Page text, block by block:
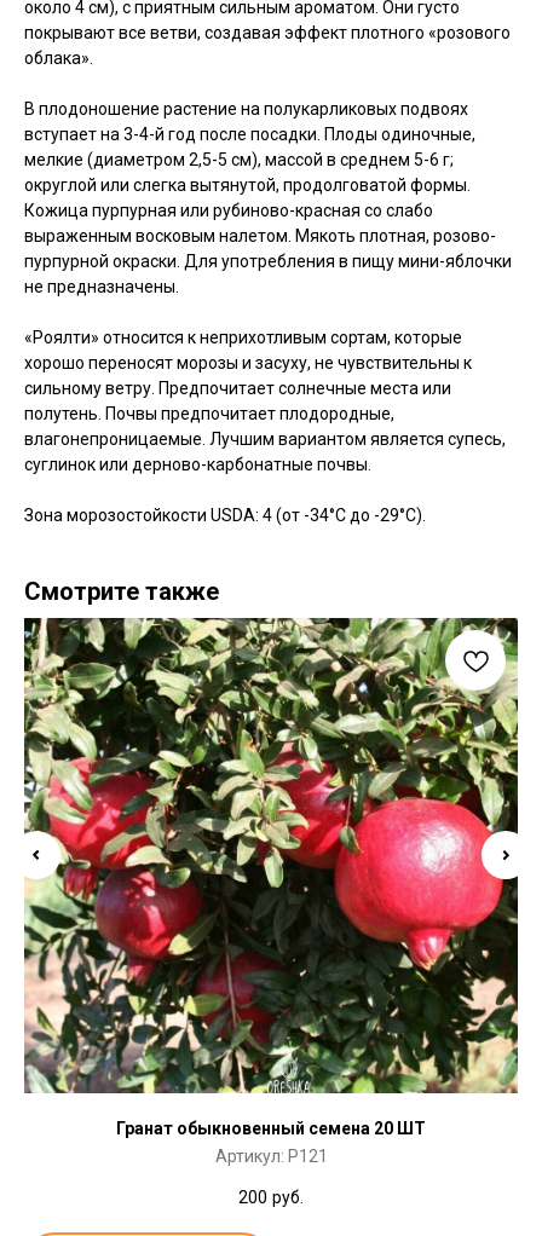
около 4 см), с приятным сильным ароматом. Они густо
покрывают все ветви, создавая эффект плотного «розового
облака».
В плодоношение растение на полукарликовых подвоях
вступает на 3-4-й год после посадки. Плоды одиночные,
мелкие (диаметром 2,5-5 см), массой в среднем 5-6 г;
округлой или слегка вытянутой, продолговатой формы.
Кожица пурпурная или рубиново-красная со слабо
выраженным восковым налетом. Мякоть плотная, розово-
пурпурной окраски. Для употребления в пищу мини-яблочки
не предназначены.
«Роялти» относится к неприхотливым сортам, которые
хорошо переносят морозы и засуху, не чувствительны к
сильному ветру. Предпочитает солнечные места или
полутень. Почвы предпочитает плодородные,
влагонепроницаемые. Лучшим вариантом является супесь,
суглинок или дерново-карбонатные почвы.
Зона морозостойкости USDA: 4 (от -34°C до -29°C).
Смотрите также
Гранат обыкновенный семена 20 ШТ
Артикул: P121
200 руб.